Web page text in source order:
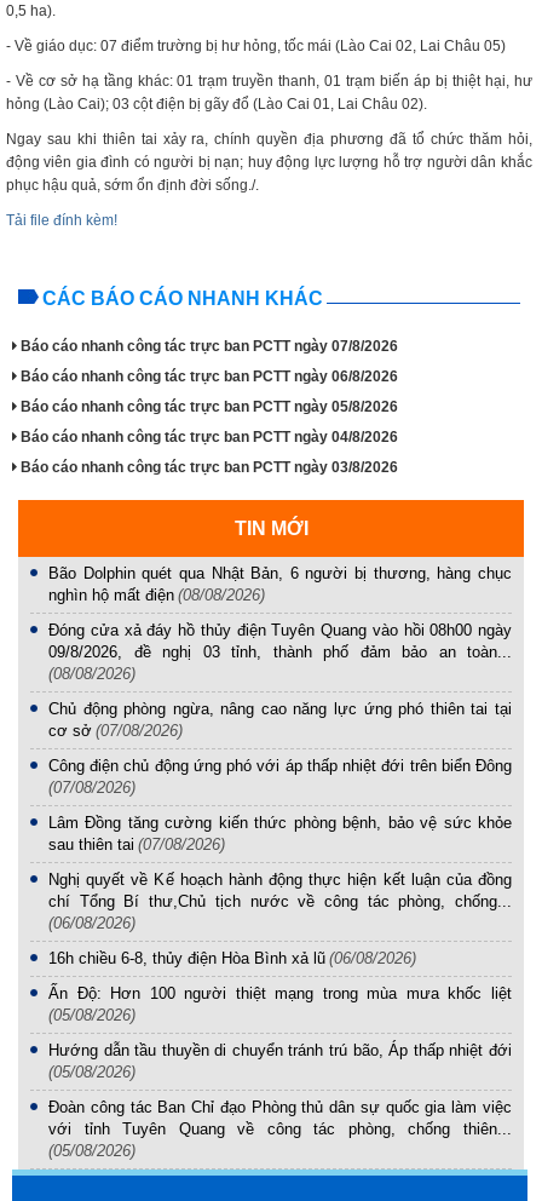
0,5 ha).
- Về giáo dục: 07 điểm trường bị hư hỏng, tốc mái (Lào Cai 02, Lai Châu 05)
- Về cơ sở hạ tầng khác: 01 trạm truyền thanh, 01 trạm biến áp bị thiệt hại, hư
hỏng (Lào Cai); 03 cột điện bị gãy đổ (Lào Cai 01, Lai Châu 02).
Ngay sau khi thiên tai xảy ra, chính quyền địa phương đã tổ chức thăm hỏi,
động viên gia đình có người bị nạn; huy động lực lượng hỗ trợ người dân khắc
phục hậu quả, sớm ổn định đời sống./.
Tải file đính kèm!
CÁC BÁO CÁO NHANH KHÁC
Báo cáo nhanh công tác trực ban PCTT ngày 07/8/2026
Báo cáo nhanh công tác trực ban PCTT ngày 06/8/2026
Báo cáo nhanh công tác trực ban PCTT ngày 05/8/2026
Báo cáo nhanh công tác trực ban PCTT ngày 04/8/2026
Báo cáo nhanh công tác trực ban PCTT ngày 03/8/2026
TIN MỚI
Bão Dolphin quét qua Nhật Bản, 6 người bị thương, hàng chục
nghìn hộ mất điện (08/08/2026)
Đóng cửa xả đáy hồ thủy điện Tuyên Quang vào hồi 08h00 ngày
09/8/2026, đề nghị 03 tỉnh, thành phố đảm bảo an toàn...
(08/08/2026)
Chủ động phòng ngừa, nâng cao năng lực ứng phó thiên tai tại
cơ sở (07/08/2026)
Công điện chủ động ứng phó với áp thấp nhiệt đới trên biển Đông
(07/08/2026)
Lâm Đồng tăng cường kiến thức phòng bệnh, bảo vệ sức khỏe
sau thiên tai (07/08/2026)
Nghị quyết về Kế hoạch hành động thực hiện kết luận của đồng
chí Tổng Bí thư,Chủ tịch nước về công tác phòng, chống...
(06/08/2026)
16h chiều 6-8, thủy điện Hòa Bình xả lũ (06/08/2026)
Ấn Độ: Hơn 100 người thiệt mạng trong mùa mưa khốc liệt
(05/08/2026)
Hướng dẫn tầu thuyền di chuyển tránh trú bão, Áp thấp nhiệt đới
(05/08/2026)
Đoàn công tác Ban Chỉ đạo Phòng thủ dân sự quốc gia làm việc
với tỉnh Tuyên Quang về công tác phòng, chống thiên...
(05/08/2026)